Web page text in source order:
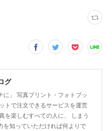
グ
に」 写真プリント・フォトブッ
トで注文できるサービスを運営
を楽しむすべての人に、 しまう
を知っていただければ何よりで